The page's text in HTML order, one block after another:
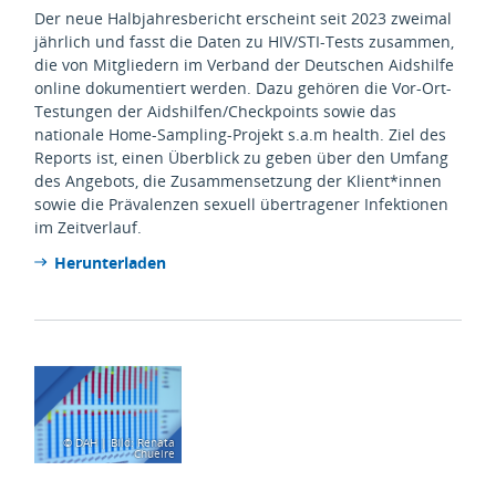
Der neue Halbjahresbericht erscheint seit 2023 zweimal
jährlich und fasst die Daten zu HIV/STI-Tests zusammen,
die von Mitgliedern im Verband der Deutschen Aidshilfe
online dokumentiert werden. Dazu gehören die Vor-Ort-
Testungen der Aidshilfen/Checkpoints sowie das
nationale Home-Sampling-Projekt s.a.m health. Ziel des
Reports ist, einen Überblick zu geben über den Umfang
des Angebots, die Zusammensetzung der Klient*innen
sowie die Prävalenzen sexuell übertragener Infektionen
im Zeitverlauf.
Herunterladen
© DAH | Bild: Renata
Chueire